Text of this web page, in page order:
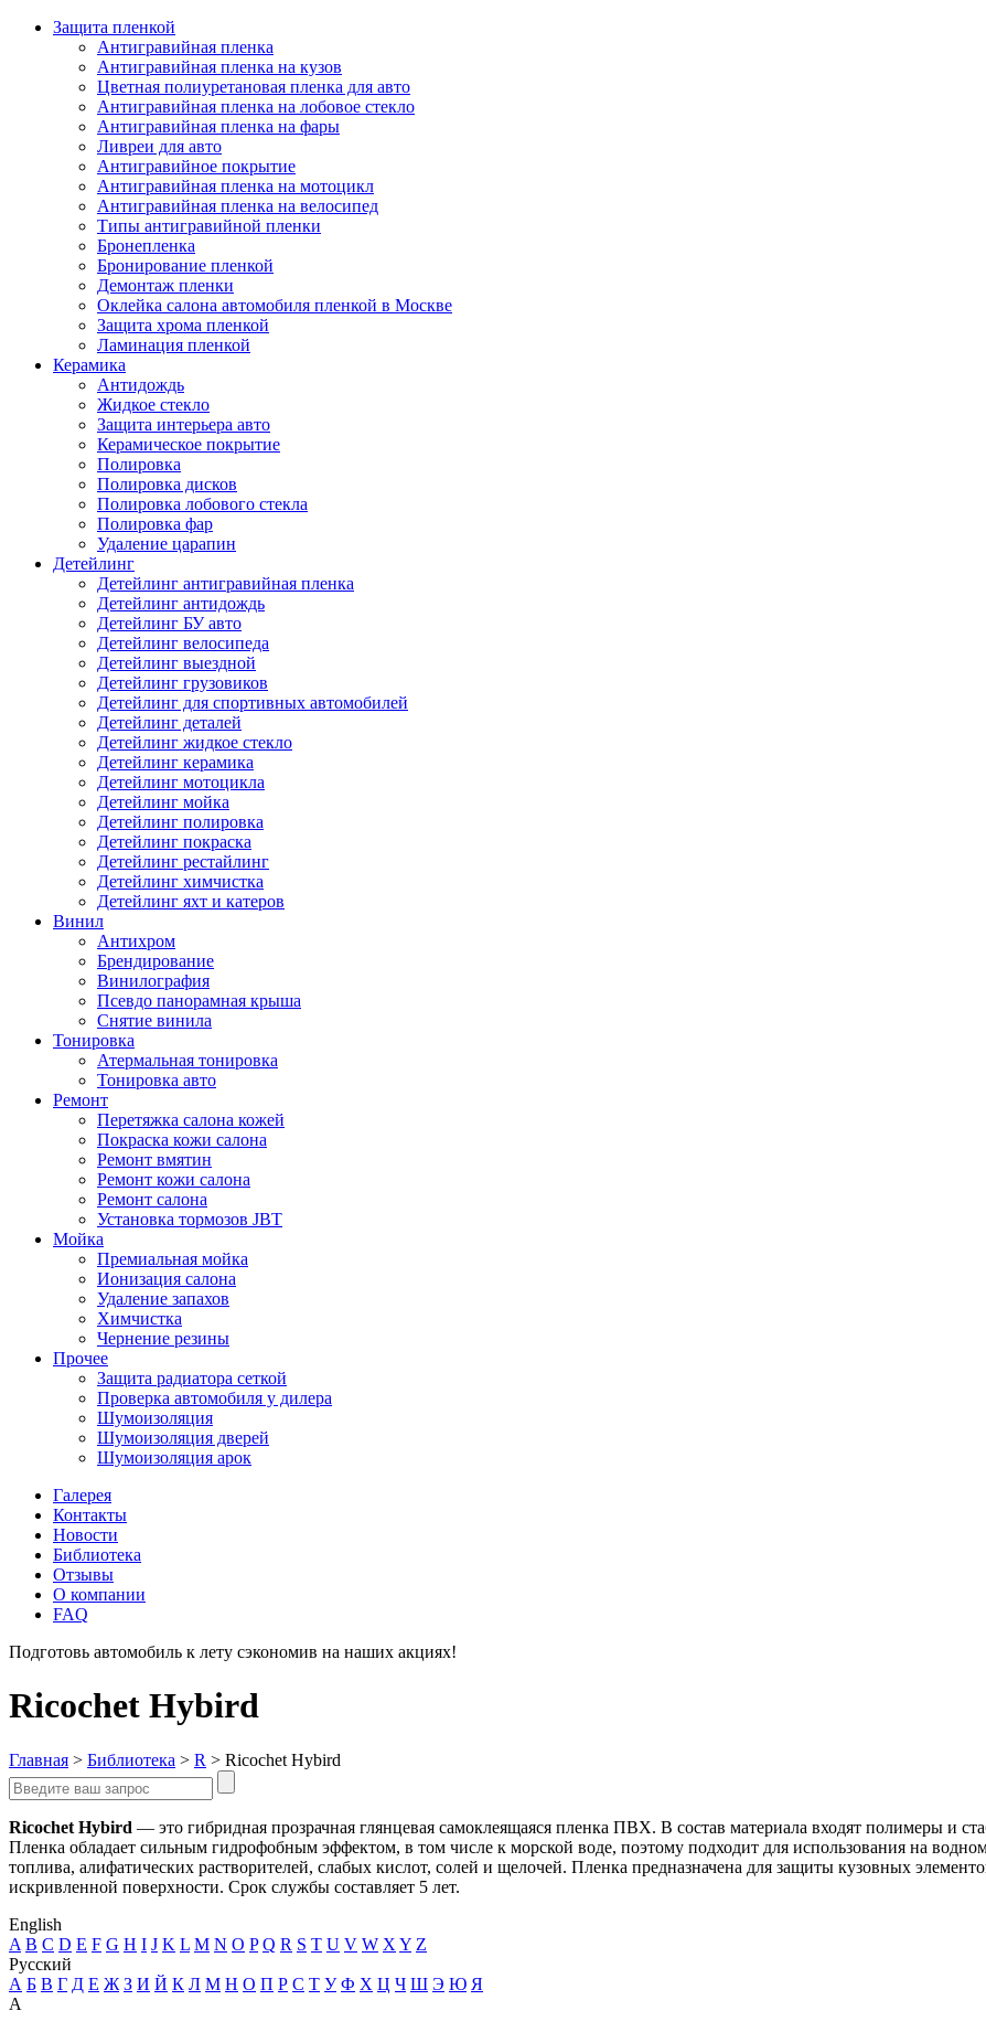
Защита пленкой
Антигравийная пленка
Антигравийная пленка на кузов
Цветная полиуретановая пленка для авто
Антигравийная пленка на лобовое стекло
Антигравийная пленка на фары
Ливреи для авто
Антигравийное покрытие
Антигравийная пленка на мотоцикл
Антигравийная пленка на велосипед
Типы антигравийной пленки
Бронепленка
Бронирование пленкой
Демонтаж пленки
Оклейка салона автомобиля пленкой в Москве
Защита хрома пленкой
Ламинация пленкой
Керамика
Антидождь
Жидкое стекло
Защита интерьера авто
Керамическое покрытие
Полировка
Полировка дисков
Полировка лобового стекла
Полировка фар
Удаление царапин
Детейлинг
Детейлинг антигравийная пленка
Детейлинг антидождь
Детейлинг БУ авто
Детейлинг велосипеда
Детейлинг выездной
Детейлинг грузовиков
Детейлинг для спортивных автомобилей
Детейлинг деталей
Детейлинг жидкое стекло
Детейлинг керамика
Детейлинг мотоцикла
Детейлинг мойка
Детейлинг полировка
Детейлинг покраска
Детейлинг рестайлинг
Детейлинг химчистка
Детейлинг яхт и катеров
Винил
Антихром
Брендирование
Винилография
Псевдо панорамная крыша
Снятие винила
Тонировка
Атермальная тонировка
Тонировка авто
Ремонт
Перетяжка салона кожей
Покраска кожи салона
Ремонт вмятин
Ремонт кожи салона
Ремонт салона
Установка тормозов JBT
Мойка
Премиальная мойка
Ионизация салона
Удаление запахов
Химчистка
Чернение резины
Прочее
Защита радиатора сеткой
Проверка автомобиля у дилера
Шумоизоляция
Шумоизоляция дверей
Шумоизоляция арок
Галерея
Контакты
Новости
Библиотека
Отзывы
О компании
FAQ
Подготовь автомобиль к лету сэкономив на наших акциях!
Ricochet Hybird
Главная > Библиотека > R > Ricochet Hybird
Ricochet Hybird — это гибридная прозрачная глянцевая самоклеящаяся пленка ПВХ. В состав материала входят полимеры и
Пленка обладает сильным гидрофобным эффектом, в том числе к морской воде, поэтому подходит для использования на
топлива, алифатических растворителей, слабых кислот, солей и щелочей. Пленка предназначена для защиты кузовных
искривленной поверхности. Срок службы составляет 5 лет.
English
A B C D E F G H I J K L M N O P Q R S T U V W X Y Z
Русский
А Б В Г Д Е Ж З И Й К Л М Н О П Р С Т У Ф Х Ц Ч Ш Э Ю Я
A